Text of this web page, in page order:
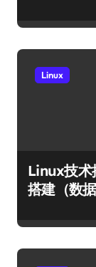
Linux
Linux技术
搭建（数